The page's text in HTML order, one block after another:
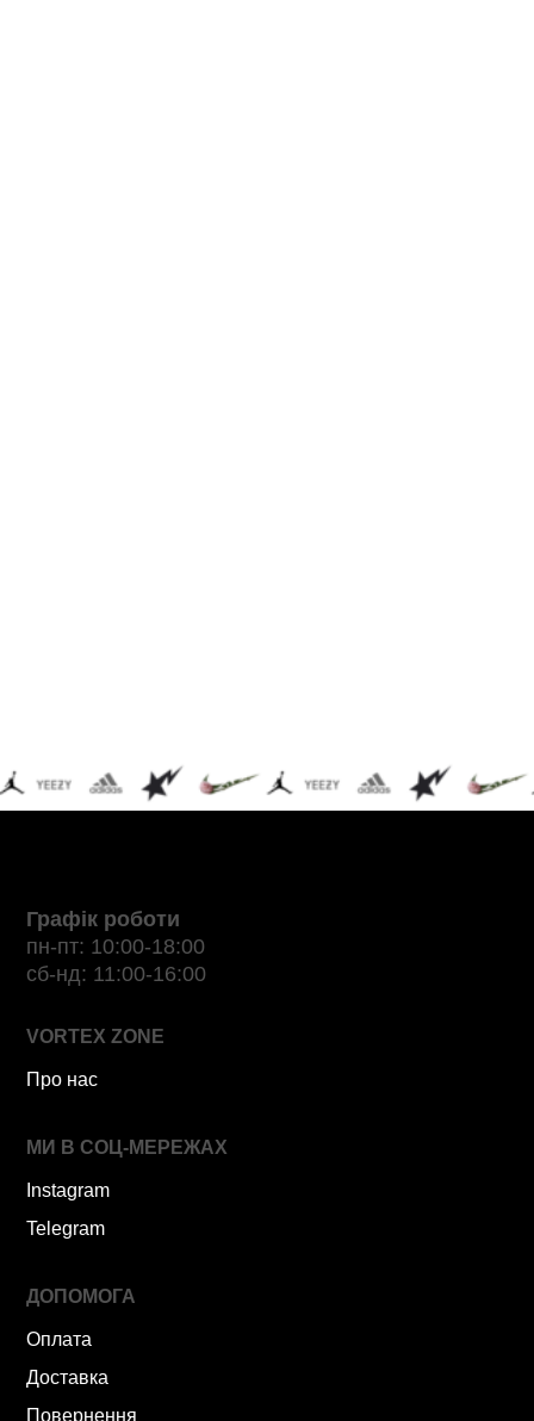
Графік роботи
пн-пт: 10:00-18:00
сб-нд: 11:00-16:00
VORTEX ZONE
Про нас
МИ В СОЦ-МЕРЕЖАХ
Instagram
Telegram
ДОПОМОГА
Оплата
Доставка
Повернення